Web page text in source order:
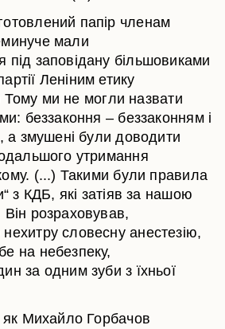
папір членам
мали
під заповідану більшовиками
Леніним етику
Тому ми не могли назвати
беззаконня – беззаконням і
а змушені були доводити
утримання
(...) Такими були правила
з КДБ, які затіяв за нашою
розраховував,
словесну анестезію,
на небезпеку,
за одним зуби з їхньої
як Михайло Горбачов